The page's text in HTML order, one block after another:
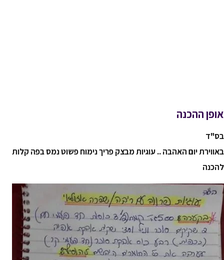
אופן ההכנה
בס"ד
באווירת יום האהבה .. עוגיות מבצק פריך נימוח פשוט נמס בפה קלות
להכנה